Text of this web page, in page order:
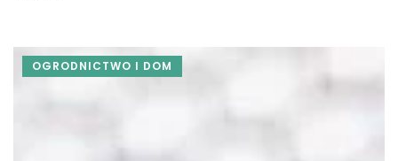
OGRODNICTWO I DOM